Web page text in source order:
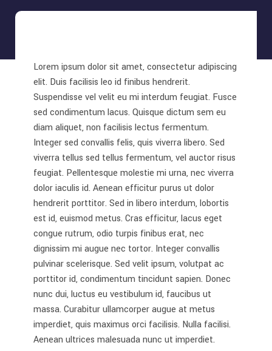
Lorem ipsum dolor sit amet, consectetur adipiscing
elit. Duis facilisis leo id finibus hendrerit.
Suspendisse vel velit eu mi interdum feugiat. Fusce
sed condimentum lacus. Quisque dictum sem eu
diam aliquet, non facilisis lectus fermentum.
Integer sed convallis felis, quis viverra libero. Sed
viverra tellus sed tellus fermentum, vel auctor risus
feugiat. Pellentesque molestie mi urna, nec viverra
dolor iaculis id. Aenean efficitur purus ut dolor
hendrerit porttitor. Sed in libero interdum, lobortis
est id, euismod metus. Cras efficitur, lacus eget
congue rutrum, odio turpis finibus erat, nec
dignissim mi augue nec tortor. Integer convallis
pulvinar scelerisque. Sed velit ipsum, volutpat ac
porttitor id, condimentum tincidunt sapien. Donec
nunc dui, luctus eu vestibulum id, faucibus ut
massa. Curabitur ullamcorper augue at metus
imperdiet, quis maximus orci facilisis. Nulla facilisi.
Aenean ultrices malesuada nunc ut imperdiet.